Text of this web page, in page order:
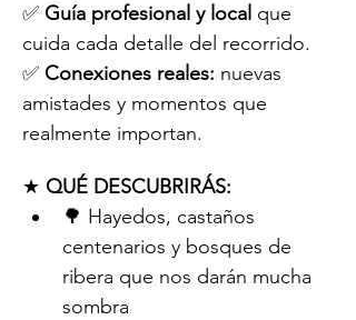
✅ Guía profesional y local que
cuida cada detalle del recorrido.
✅ Conexiones reales: nuevas
amistades y momentos que
realmente importan.
★ QUÉ DESCUBRIRÁS:
🌳 Hayedos, castaños
centenarios y bosques de
ribera que nos darán mucha
sombra